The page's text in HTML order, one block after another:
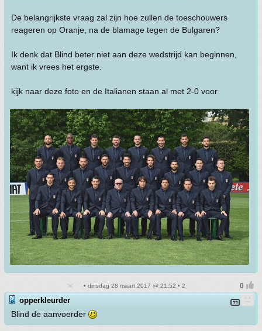
De belangrijkste vraag zal zijn hoe zullen de toeschouwers
reageren op Oranje, na de blamage tegen de Bulgaren?
Ik denk dat Blind beter niet aan deze wedstrijd kan beginnen,
want ik vrees het ergste.
kijk naar deze foto en de Italianen staan al met 2-0 voor
• dinsdag 28 maart 2017 @ 21:52 • 2
opperkleurder
Blind de aanvoerder